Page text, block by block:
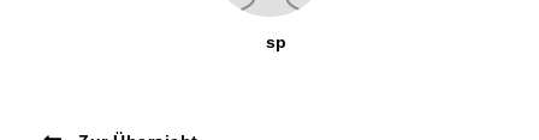
sp